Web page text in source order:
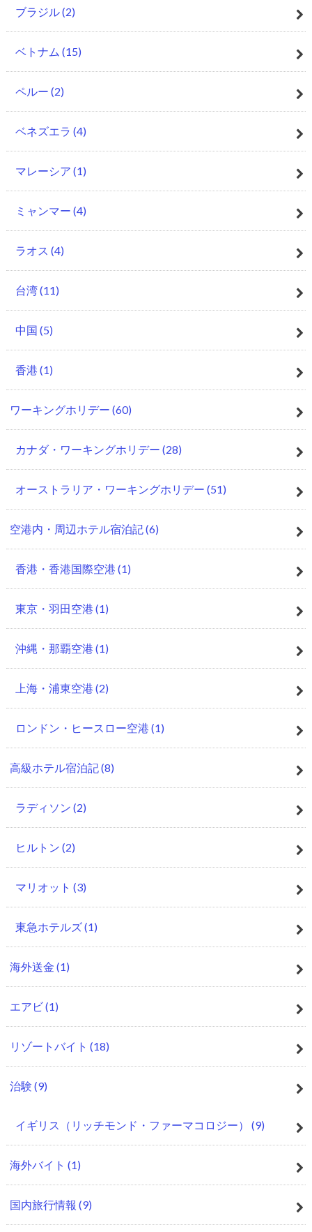
ブラジル(2)
ベトナム (15)
ペルー (2)
ベネズエラ (4)
マレーシア (1)
ミャンマー (4)
ラオス (4)
台湾(11)
中国 (5)
香港 (1)
ワーキングホリデー (60)
カナダ・ワーキングホリデー (28)
オーストラリア・ワーキングホリデー (51)
空港内・周辺ホテル宿泊記(6)
香港・香港国際空港 (1)
東京・羽田空港 (1)
沖縄・那覇空港 (1)
上海・浦東空港 (2)
ロンドン・ヒースロー空港 (1)
高級ホテル宿泊記(8)
ラディソン (2)
ヒルトン (2)
マリオット (3)
東急ホテルズ(1)
海外送金 (1)
エアビ(1)
リゾートバイト (18)
治験 (9)
イギリス（リッチモンド・ファーマコロジー） (9)
海外バイト (1)
国内旅行情報 (9)